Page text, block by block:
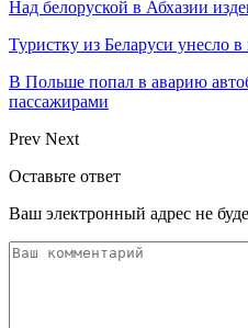
Над белоруской в Абхазии
Туристку из Беларуси унесло в
В Польше попал в аварию
пассажирами
Prev Next
Оставьте ответ
Ваш электронный адрес не